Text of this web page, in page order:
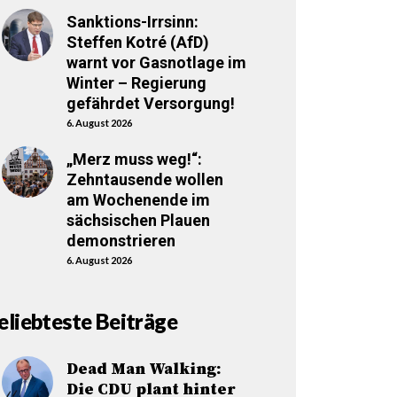
Sanktions-Irrsinn:
Steffen Kotré (AfD)
warnt vor Gasnotlage im
Winter – Regierung
gefährdet Versorgung!
6. August 2026
„Merz muss weg!“:
Zehntausende wollen
am Wochenende im
sächsischen Plauen
demonstrieren
6. August 2026
Beiträge
Dead Man Walking:
Die CDU plant hinter